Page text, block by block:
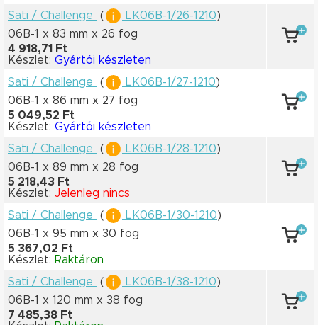
Sati / Challenge
( LK06B-1/26-1210)
06B-1 x 83 mm x 26 fog
4 918,71 Ft
Készlet: Gyártói készleten
Sati / Challenge
( LK06B-1/27-1210)
06B-1 x 86 mm x 27 fog
5 049,52 Ft
Készlet: Gyártói készleten
Sati / Challenge
( LK06B-1/28-1210)
06B-1 x 89 mm x 28 fog
5 218,43 Ft
Készlet: Jelenleg nincs
Sati / Challenge
( LK06B-1/30-1210)
06B-1 x 95 mm x 30 fog
5 367,02 Ft
Készlet: Raktáron
Sati / Challenge
( LK06B-1/38-1210)
06B-1 x 120 mm x 38 fog
7 485,38 Ft